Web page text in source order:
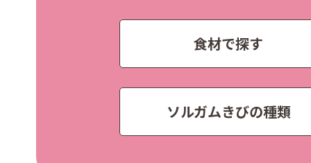
食材で探す
ソルガムきびの種類